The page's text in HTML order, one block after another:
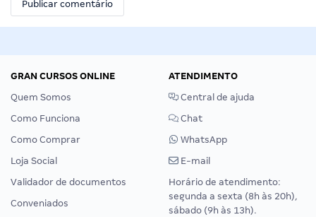
GRAN CURSOS ONLINE
Quem Somos
Como Funciona
Como Comprar
Loja Social
Validador de documentos
Conveniados
ATENDIMENTO
Central de ajuda
Chat
WhatsApp
E-mail
Horário de atendimento:
segunda a sexta (8h às 20h),
sábado (9h às 13h).